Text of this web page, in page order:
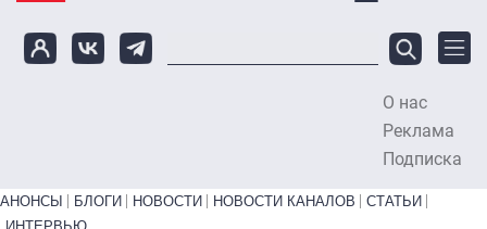
О нас
Реклама
Подписка
Primary links bottom
АНОНСЫ БЛОГИ НОВОСТИ НОВОСТИ КАНАЛОВ
СТАТЬИ